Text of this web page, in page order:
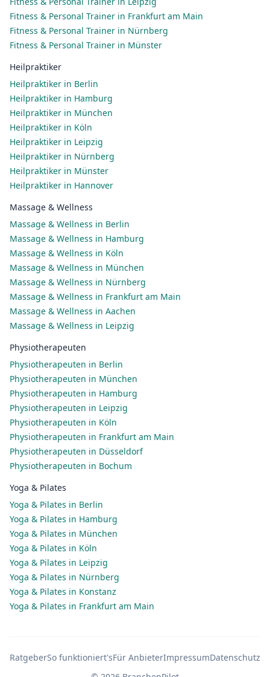
Fitness & Personal Trainer in Frankfurt am Main
Fitness & Personal Trainer in Nürnberg
Fitness & Personal Trainer in Münster
Heilpraktiker
Heilpraktiker in Berlin
Heilpraktiker in Hamburg
Heilpraktiker in München
Heilpraktiker in Köln
Heilpraktiker in Leipzig
Heilpraktiker in Nürnberg
Heilpraktiker in Münster
Heilpraktiker in Hannover
Massage & Wellness
Massage & Wellness in Berlin
Massage & Wellness in Hamburg
Massage & Wellness in Köln
Massage & Wellness in München
Massage & Wellness in Nürnberg
Massage & Wellness in Frankfurt am Main
Massage & Wellness in Aachen
Massage & Wellness in Leipzig
Physiotherapeuten
Physiotherapeuten in Berlin
Physiotherapeuten in München
Physiotherapeuten in Hamburg
Physiotherapeuten in Leipzig
Physiotherapeuten in Köln
Physiotherapeuten in Frankfurt am Main
Physiotherapeuten in Düsseldorf
Physiotherapeuten in Bochum
Yoga & Pilates
Yoga & Pilates in Berlin
Yoga & Pilates in Hamburg
Yoga & Pilates in München
Yoga & Pilates in Köln
Yoga & Pilates in Leipzig
Yoga & Pilates in Nürnberg
Yoga & Pilates in Konstanz
Yoga & Pilates in Frankfurt am Main
RatgeberSo funktioniert'sFür AnbieterImpressumDatenschutz